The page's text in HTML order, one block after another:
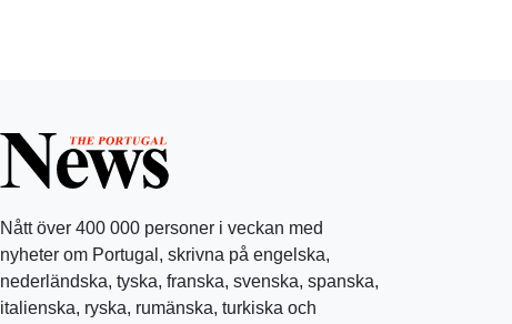
Nått över 400 000 personer i veckan med
nyheter om Portugal, skrivna på engelska,
nederländska, tyska, franska, svenska, spanska,
italienska, ryska, rumänska, turkiska och